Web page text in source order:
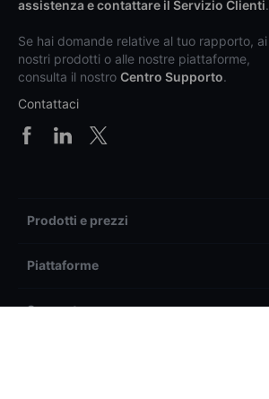
assistenza e contattare il Servizio Clienti.
Se hai domande relative al tuo rapporto, ai
nostri prodotti o alle nostre piattaforme,
consulta il nostro Centro Supporto.
Contattaci
Prodotti e prezzi
Piattaforme
Supporto